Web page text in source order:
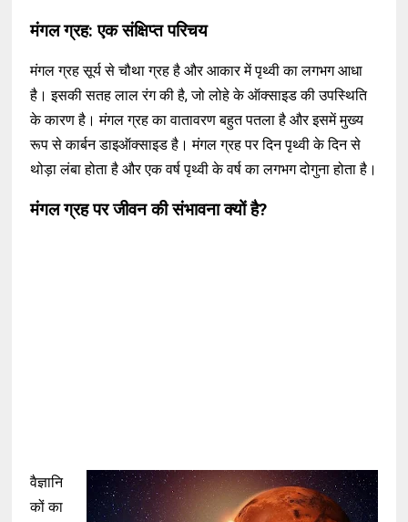
मंगल ग्रह: एक संक्षिप्त परिचय
मंगल ग्रह सूर्य से चौथा ग्रह है और आकार में पृथ्वी का लगभग आधा
है। इसकी सतह लाल रंग की है, जो लोहे के ऑक्साइड की उपस्थिति
के कारण है। मंगल ग्रह का वातावरण बहुत पतला है और इसमें मुख्य
रूप से कार्बन डाइऑक्साइड है। मंगल ग्रह पर दिन पृथ्वी के दिन से
थोड़ा लंबा होता है और एक वर्ष पृथ्वी के वर्ष का लगभग दोगुना होता है।
मंगल ग्रह पर जीवन की संभावना क्यों है?
वैज्ञानि
कों का